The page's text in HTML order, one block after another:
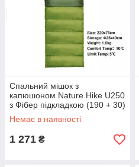
Спальний мішок з
капюшоном Nature Hike U250
з Фібер підкладкою (190 + 30)
x75см, вага 1,5 кг, 5-10C
зелений
Немає в наявності
1 271 ₴